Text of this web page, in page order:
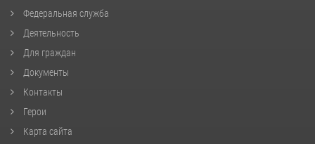
Федеральная служба
Деятельность
Для граждан
Документы
Контакты
Герои
Карта сайта